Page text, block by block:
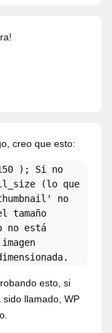
creo que esto:
); Si no
(lo que
no
tamaño
no está
esto, si
sido llamado, WP